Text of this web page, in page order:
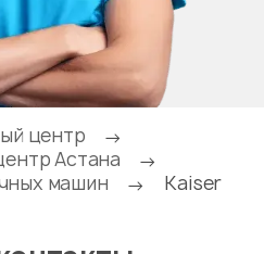
центр
→
Астана
→
машин
→ Kaiser